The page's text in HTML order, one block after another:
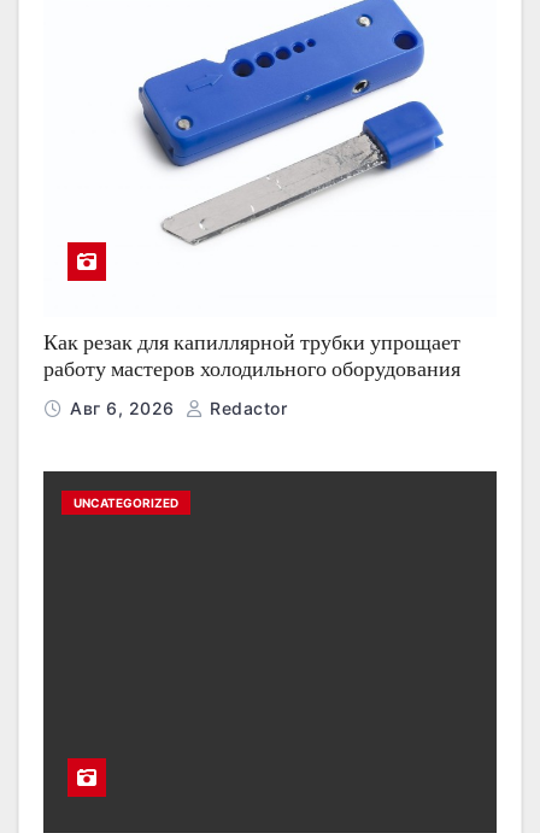
Как резак для капиллярной трубки упрощает
работу мастеров холодильного оборудования
Авг 6, 2026 Redactor
UNCATEGORIZED